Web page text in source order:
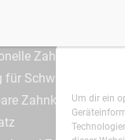
Um dir ein
Schwangere
Zahnkorrektur